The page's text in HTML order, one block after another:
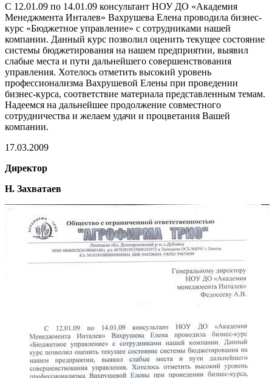
С 12.01.09 по 14.01.09 консультант НОУ ДО «Академия
Менеджмента Инталев» Вахрушева Елена проводила бизнес-
курс «Бюджетное управление» с сотрудниками нашей
компании. Данный курс позволил оценить текущее состояние
системы бюджетирования на нашем предприятии, выявил
слабые места и пути дальнейшего совершенствования
управления. Хотелось отметить высокий уровень
профессионализма Вахрушевой Елены при проведении
бизнес-курса, соответствие материала представленным темам.
Надеемся на дальнейшее продолжение совместного
сотрудничества и желаем удачи и процветания Вашей
компании.
17.03.2009
Директор
Н. Захватаев